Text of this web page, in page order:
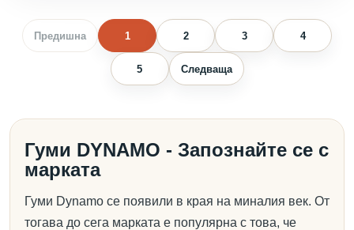
Предишна 1 2 3 4
5 Следваща
Гуми DYNAMO - Запознайте се с
марката
Гуми Dynamo се появили в края на миналия век. От
тогава до сега марката е популярна с това, че